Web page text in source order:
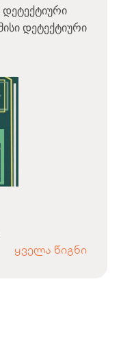
დეტექტიური
ყველა წიგნი